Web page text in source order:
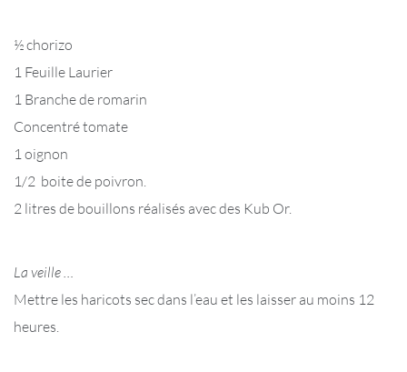
½ chorizo
1 Feuille Laurier
1 Branche de romarin
Concentré tomate
1 oignon
1/2 boite de poivron.
2 litres de bouillons réalisés avec des Kub Or.
La veille …
Mettre les haricots sec dans l’eau et les laisser au moins 12
heures.